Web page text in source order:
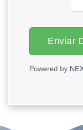
Enviar
Powered by